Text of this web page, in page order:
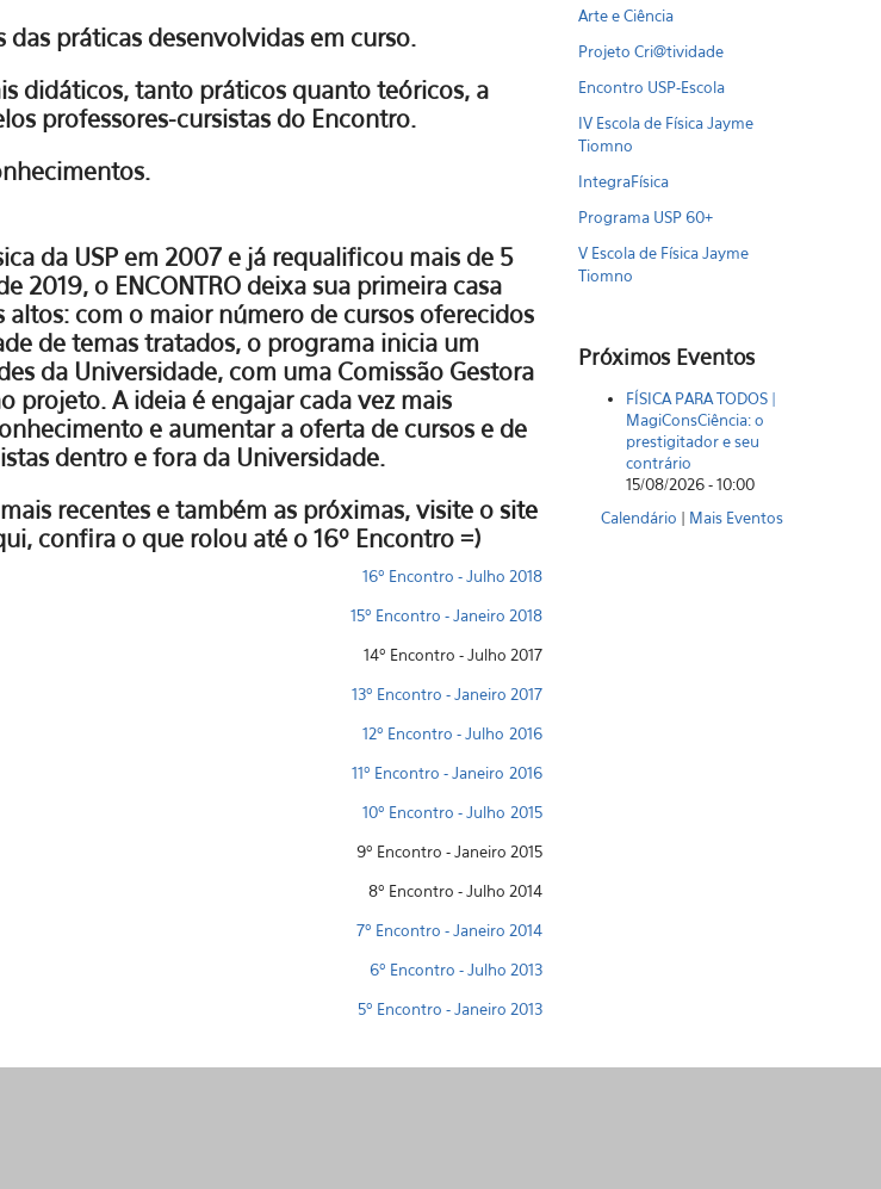
das práticas desenvolvidas em curso.
didáticos, tanto práticos quanto teóricos, a
professores-cursistas do Encontro.
da USP em 2007 e já requalificou mais de 5
2019, o ENCONTRO deixa sua primeira casa
altos: com o maior número de cursos oferecidos
de temas tratados, o programa inicia um
da Universidade, com uma Comissão Gestora
projeto. A ideia é engajar cada vez mais
e aumentar a oferta de cursos e de
dentro e fora da Universidade.
recentes e também as próximas, visite o site
confira o que rolou até o 16º Encontro =)
16º Encontro - Julho 2018
15º Encontro - Janeiro 2018
14º Encontro - Julho 2017
13º Encontro - Janeiro 2017
12º Encontro - Julho 2016
11º Encontro - Janeiro 2016
10º Encontro - Julho 2015
9º Encontro - Janeiro 2015
8º Encontro - Julho 2014
7º Encontro - Janeiro 2014
6º Encontro - Julho 2013
5º Encontro - Janeiro 2013
Arte e Ciência
Projeto Cri@tividade
Encontro USP-Escola
IV Escola de Física Jayme
Tiomno
IntegraFísica
Programa USP 60+
V Escola de Física Jayme
Tiomno
Próximos Eventos
FÍSICA PARA TODOS |
MagiConsCiência: o
prestigitador e seu
contrário
15/08/2026 - 10:00
Calendário | Mais Eventos